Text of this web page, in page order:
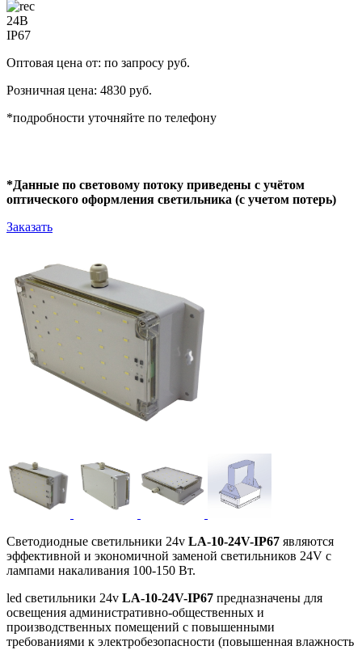
24В
IP67
Оптовая цена от: по запросу руб.
Розничная цена: 4830 руб.
*подробности уточняйте по телефону
*Данные по световому потоку приведены с учётом
оптического оформления светильника (с учетом потерь)
Заказать
Светодиодные светильники 24v LA-10-24V-IP67 являются
эффективной и экономичной заменой светильников 24V с
лампами накаливания 100-150 Вт.
led светильники 24v LA-10-24V-IP67 предназначены для
освещения административно-общественных и
производственных помещений с повышенными
требованиями к электробезопасности (повышенная влажность